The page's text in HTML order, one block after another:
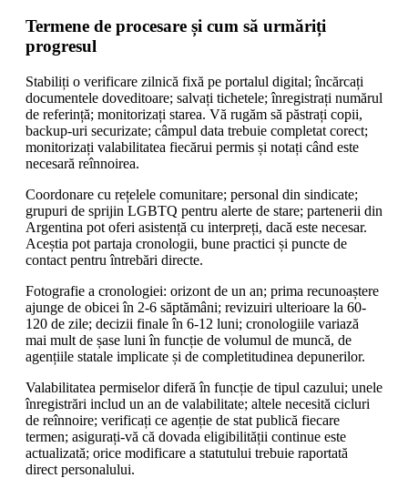
Termene de procesare și cum să urmăriți
progresul
Stabiliți o verificare zilnică fixă pe portalul digital; încărcați
documentele doveditoare; salvați tichetele; înregistrați numărul
de referință; monitorizați starea. Vă rugăm să păstrați copii,
backup-uri securizate; câmpul data trebuie completat corect;
monitorizați valabilitatea fiecărui permis și notați când este
necesară reînnoirea.
Coordonare cu rețelele comunitare; personal din sindicate;
grupuri de sprijin LGBTQ pentru alerte de stare; partenerii din
Argentina pot oferi asistență cu interpreți, dacă este necesar.
Aceștia pot partaja cronologii, bune practici și puncte de
contact pentru întrebări directe.
Fotografie a cronologiei: orizont de un an; prima recunoaștere
ajunge de obicei în 2-6 săptămâni; revizuiri ulterioare la 60-
120 de zile; decizii finale în 6-12 luni; cronologiile variază
mai mult de șase luni în funcție de volumul de muncă, de
agențiile statale implicate și de completitudinea depunerilor.
Valabilitatea permiselor diferă în funcție de tipul cazului; unele
înregistrări includ un an de valabilitate; altele necesită cicluri
de reînnoire; verificați ce agenție de stat publică fiecare
termen; asigurați-vă că dovada eligibilității continue este
actualizată; orice modificare a statutului trebuie raportată
direct personalului.